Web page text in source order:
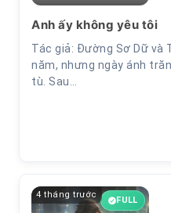
Anh ấy không yêu tôi
Tác giả: Đường Sơ Dữ và
năm, nhưng ngày ánh
tù. Sau…
4 tháng trước
FULL